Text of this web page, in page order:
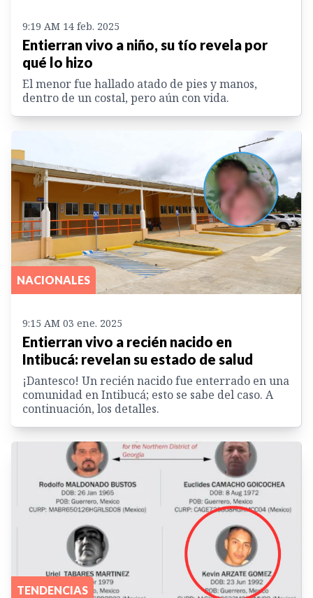
9:19 AM 14 feb. 2025
Entierran vivo a niño, su tío revela por
qué lo hizo
El menor fue hallado atado de pies y manos,
dentro de un costal, pero aún con vida.
NACIONALES
9:15 AM 03 ene. 2025
Entierran vivo a recién nacido en
Intibucá: revelan su estado de salud
¡Dantesco! Un recién nacido fue enterrado en una
comunidad en Intibucá; esto se sabe del caso. A
continuación, los detalles.
TENDENCIAS